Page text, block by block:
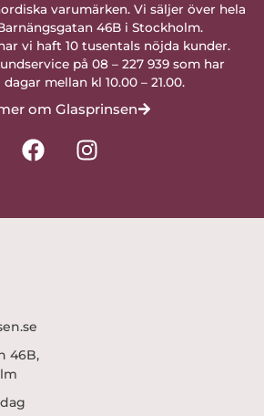
varumärken. Vi säljer över hela
46B i Stockholm.
vi haft 10 tusentals nöjda kunder.
på 08 – 227 939 som har
mellan kl 10.00 – 21.00.
om Glasprinsen
F
a
I
n
46B,